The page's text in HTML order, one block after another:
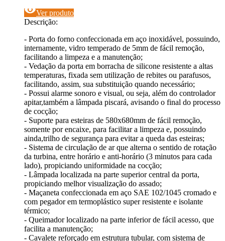
visibilityVer produto
Descrição:
- Porta do forno confeccionada em aço inoxidável, possuindo,
internamente, vidro temperado de 5mm de fácil remoção,
facilitando a limpeza e a manutenção;
- Vedação da porta em borracha de silicone resistente a altas
temperaturas, fixada sem utilização de rebites ou parafusos,
facilitando, assim, sua substituição quando necessário;
- Possui alarme sonoro e visual, ou seja, além do controlador
apitar,também a lâmpada piscará, avisando o final do processo
de cocção;
- Suporte para esteiras de 580x680mm de fácil remoção,
somente por encaixe, para facilitar a limpeza e, possuindo
ainda,trilho de segurança para evitar a queda das esteiras;
- Sistema de circulação de ar que alterna o sentido de rotação
da turbina, entre horário e anti-horário (3 minutos para cada
lado), propiciando uniformidade na cocção;
- Lâmpada localizada na parte superior central da porta,
propiciando melhor visualização do assado;
- Maçaneta confeccionada em aço SAE 102/1045 cromado e
com pegador em termoplástico super resistente e isolante
térmico;
- Queimador localizado na parte inferior de fácil acesso, que
facilita a manutenção;
- Cavalete reforçado em estrutura tubular, com sistema de